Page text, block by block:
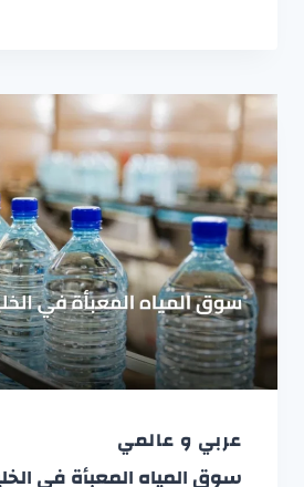
عربي و عالمي